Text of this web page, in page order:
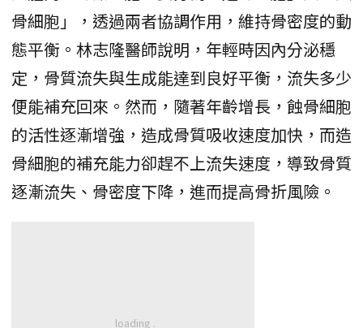
骨細胞」，透過兩者協調作用，維持骨密度的動
態平衡。林志隆醫師說明，年輕時因內分泌穩
定，骨質流失與生成能達到良好平衡，流失多少
便能補充回來。然而，隨著年齡增長，蝕骨細胞
的活性逐漸增強，造成骨質吸收速度加快，而造
骨細胞的補充能力卻趕不上流失速度，導致骨質
逐漸流失、骨密度下降，進而提高骨折風險。